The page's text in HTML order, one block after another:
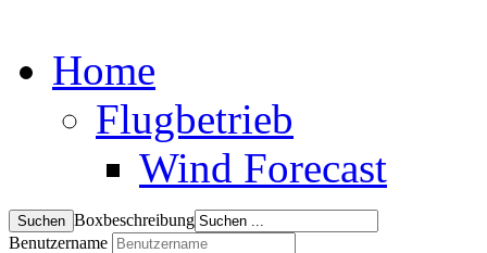
Home
Flugbetrieb
Wind Forecast
Boxbeschreibung
Benutzername